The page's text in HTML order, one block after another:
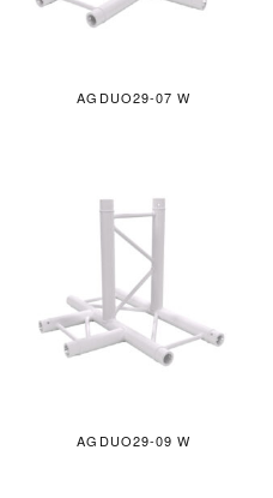
AGDUO29-07 W
AGDUO29-09 W